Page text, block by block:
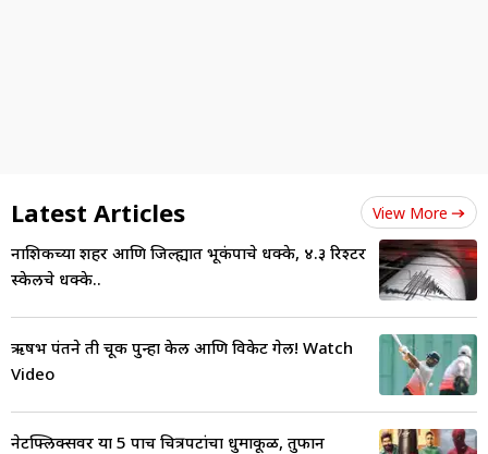
Latest Articles View More
नाशिकच्या शहर आणि जिल्ह्यात भूकंपाचे धक्के, ४.३ रिश्टर
स्केलचे धक्के..
ऋषभ पंतने ती चूक पुन्हा केली आणि विकेट गेली! Watch
Video
नेटफ्लिक्सवर या 5 पाच चित्रपटांचा धुमाकूळ, तुफान